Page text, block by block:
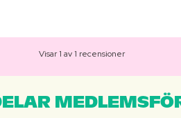
Visar 1 av 1 recensioner